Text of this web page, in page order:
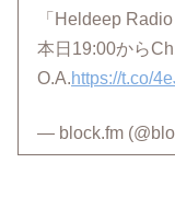
「Heldeep
本日19:00から
O.A.https://t.co/
— block.fm